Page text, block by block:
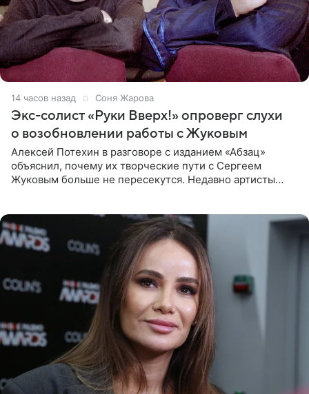
14 часов назад Соня Жарова
Экс-солист «Руки Вверх!» опроверг слухи
о возобновлении работы с Жуковым
Алексей Потехин в разговоре с изданием «Абзац»
объяснил, почему их творческие пути с Сергеем
Жуковым больше не пересекутся. Недавно артисты